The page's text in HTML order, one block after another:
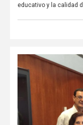
educativo y la calidad